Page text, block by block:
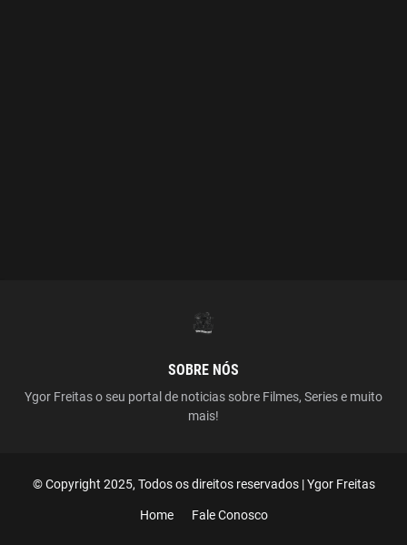
SOBRE NÓS
Ygor Freitas o seu portal de noticias sobre Filmes, Series e muito
mais!
© Copyright 2025, Todos os direitos reservados | Ygor Freitas
Home Fale Conosco